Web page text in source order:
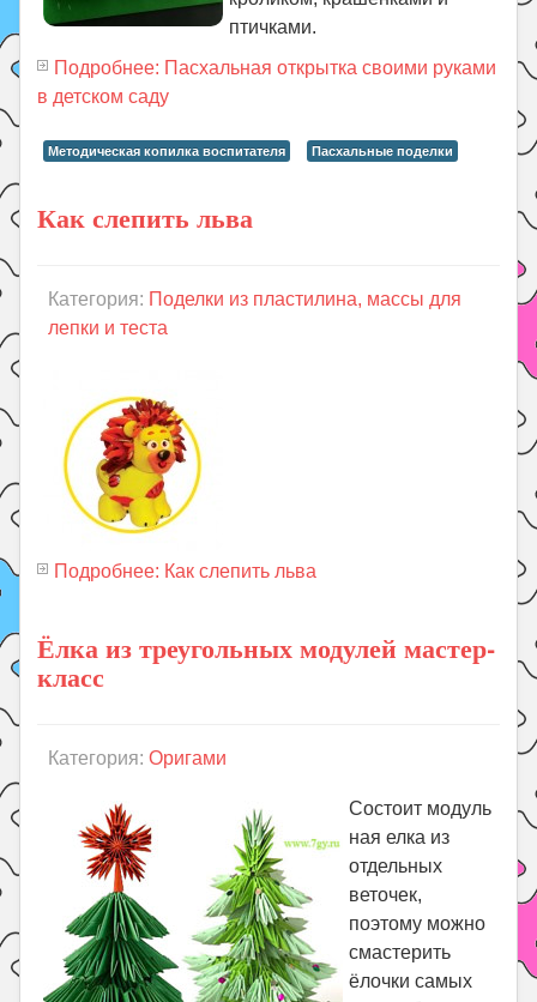
птичками.
Подробнее: Пасхальная открытка своими руками
в детском саду
Методическая копилка воспитателя Пасхальные поделки
Как слепить льва
Категория: Поделки из пластилина, массы для
лепки и теста
Подробнее: Как слепить льва
Ёлка из треугольных модулей мастер-
класс
Категория:Оригами
Состоит модуль
ная елка из
отдельных
веточек,
поэтому можно
смастерить
ёлочки самых